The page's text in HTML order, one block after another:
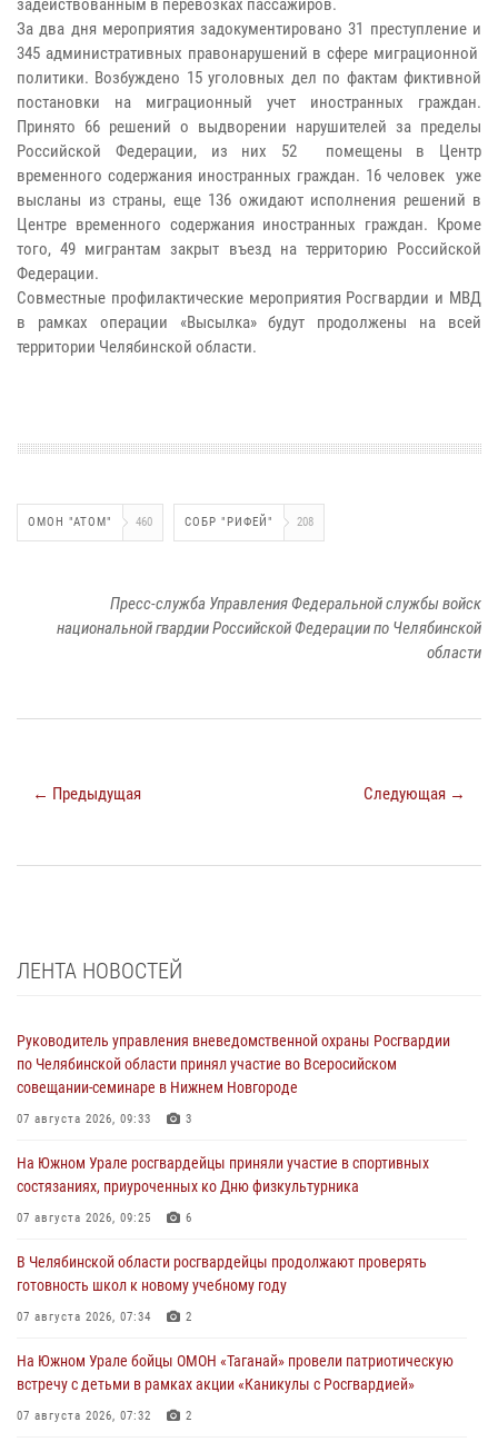
задействованным в перевозках пассажиров.
За два дня мероприятия задокументировано 31 преступление и
345 административных правонарушений в сфере миграционной
политики. Возбуждено 15 уголовных дел по фактам фиктивной
постановки на миграционный учет иностранных граждан.
Принято 66 решений о выдворении нарушителей за пределы
Российской Федерации, из них 52 помещены в Центр
временного содержания иностранных граждан. 16 человек уже
высланы из страны, еще 136 ожидают исполнения решений в
Центре временного содержания иностранных граждан. Кроме
того, 49 мигрантам закрыт въезд на территорию Российской
Федерации.
Совместные профилактические мероприятия Росгвардии и МВД
в рамках операции «Высылка» будут продолжены на всей
территории Челябинской области.
ОМОН "АТОМ" 460 СОБР "РИФЕЙ" 208
Пресс-служба Управления Федеральной службы войск
национальной гвардии Российской Федерации по Челябинской
области
← Предыдущая Следующая →
ЛЕНТА НОВОСТЕЙ
Руководитель управления вневедомственной охраны Росгвардии
по Челябинской области принял участие во Всеросийском
совещании-семинаре в Нижнем Новгороде
07 августа 2026, 09:33 3
На Южном Урале росгвардейцы приняли участие в спортивных
состязаниях, приуроченных ко Дню физкультурника
07 августа 2026, 09:25 6
В Челябинской области росгвардейцы продолжают проверять
готовность школ к новому учебному году
07 августа 2026, 07:34 2
На Южном Урале бойцы ОМОН «Таганай» провели патриотическую
встречу с детьми в рамках акции «Каникулы с Росгвардией»
07 августа 2026, 07:32 2